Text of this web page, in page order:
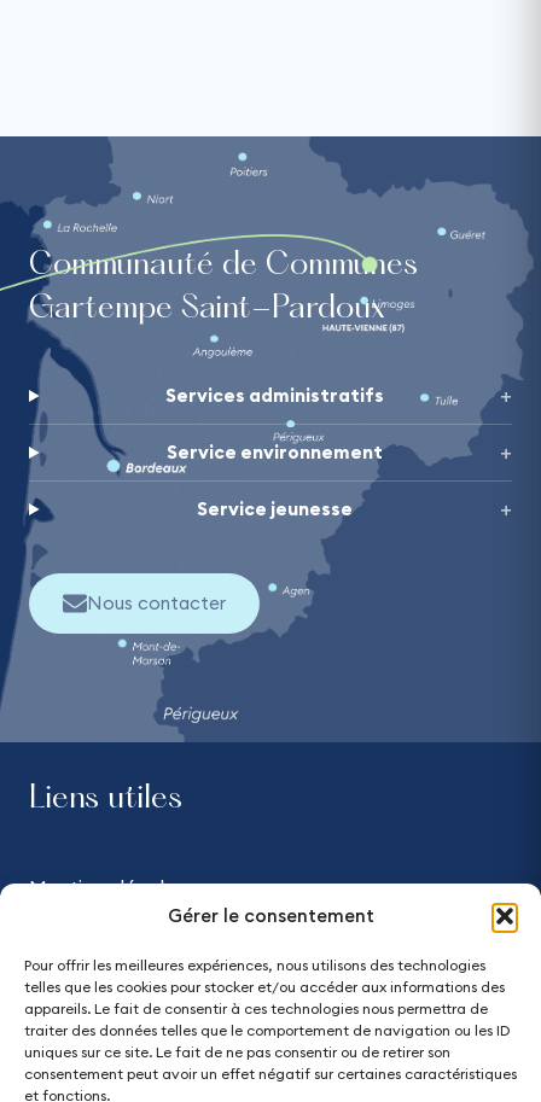
Gérer le consentement
Pour offrir les meilleures expériences, nous utilisons des technologies
telles que les cookies pour stocker et/ou accéder aux informations des
appareils. Le fait de consentir à ces technologies nous permettra de
traiter des données telles que le comportement de navigation ou les ID
uniques sur ce site. Le fait de ne pas consentir ou de retirer son
consentement peut avoir un effet négatif sur certaines caractéristiques
et fonctions.
Communauté de Communes
Gartempe Saint-Pardoux
Services administratifs
Service environnement
Service jeunesse
Nous contacter
Liens utiles
Mentions légales
Accessibilité - partiellement conforme
Plan du site